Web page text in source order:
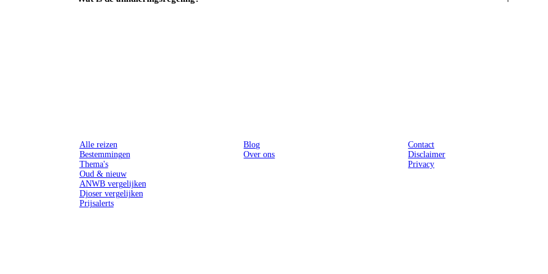
Alle reizen
Bestemmingen
Thema's
Oud & nieuw
ANWB vergelijken
Djoser vergelijken
Prijsalerts
Blog
Over ons
Contact
Disclaimer
Privacy